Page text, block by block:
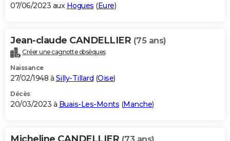
07/06/2023 aux Hogues (Eure)
Jean-claude CANDELLIER (75 ans)
Créer une cagnotte obsèques
Naissance
27/02/1948 à Silly-Tillard (Oise)
Décès
20/03/2023 à Buais-Les-Monts (Manche)